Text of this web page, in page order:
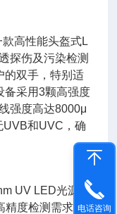
高性能头盔式L
探伤及污染检测
的双手，特别适
备采用3颗高强度
强度高达8000μ
UVB和UVC，确
UV LED光源，
精度检测需求。电话咨询